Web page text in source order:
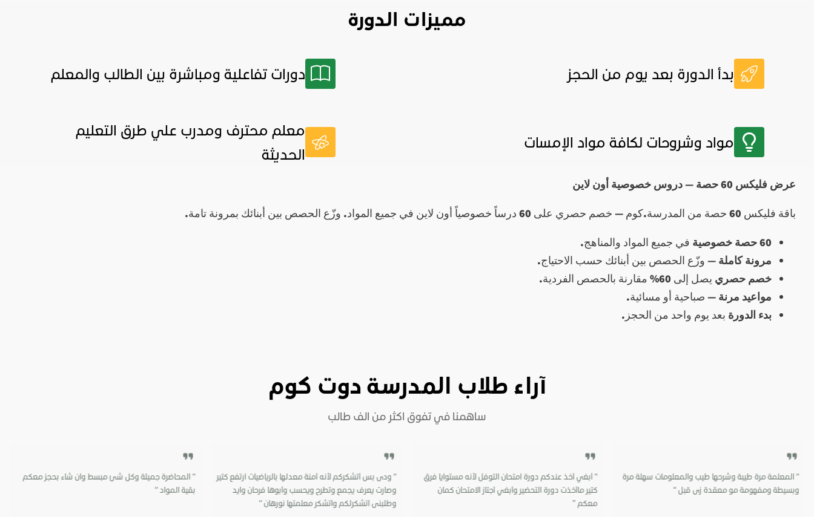
مميزات الدورة
بدأ الدورة بعد يوم من الحجز دورات تفاعلية ومباشرة بين الطالب والمعلم
مواد وشروحات لكافة مواد الإمسات
معلم محترف ومدرب علي طرق التعليم
الحديثة
عرض فليكس 60 حصة — دروس خصوصية أون لاين
باقة فليكس 60 حصة من المدرسة.كوم — خصم حصري على 60 درساً خصوصياً أون لاين في جميع المواد. وزّع الحصص بين أبنائك بمرونة تامة.
60 حصة خصوصية
في جميع المواد والمناهج.
مرونة كاملة — وزّع الحصص بين أبنائك حسب الاحتياج.
خصم حصري يصل إلى 60% مقارنة بالحصص الفردية.
مواعيد مرنة — صباحية أو مسائية.
بدء الدورة بعد يوم واحد من الحجز.
آراء طلاب المدرسة دوت كوم
“ المعلمة مرة طيبة وشرحها طيب والمعلومات سهلة مرة
وبسيطة ومفهومة مو معقدة زى قبل “
“ أبغي أخذ عندكم دورة امتحان التوفل لأنه مستوايا فرق
كتير ماأخذت دورة التحضير وأبغي أجتاز الامتحان كمان
معكم ”
“ ودى بس أتشكركم لأنه أمنة معدلها بالرياضيات ارتفع كتير
وصارت يعرف يجمع وتطرح ويحسب وأبوها فرحان وايد
وطلبنى اتشكرلكم واتشكر معلمتها نورهان “
“ المحاضرة جميلة وكل شئ مبسط وان شاء بحجز معكم
بقية المواد “